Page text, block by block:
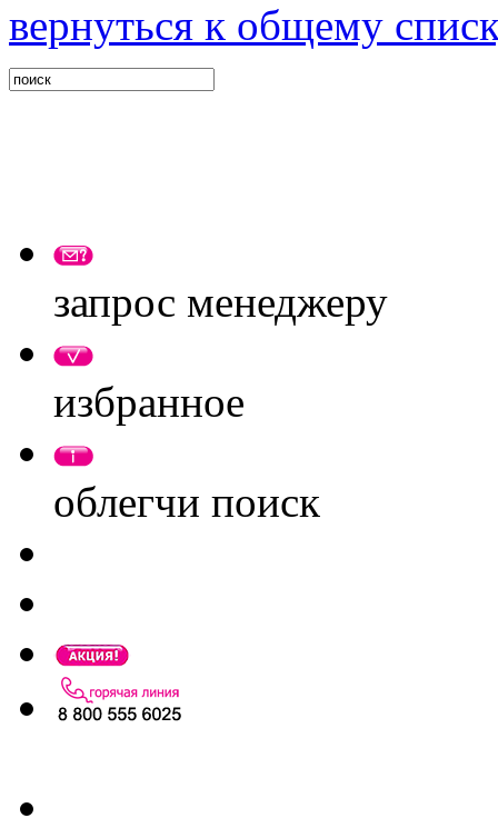
вернуться к общему
запрос менеджеру
избранное
облегчи поиск